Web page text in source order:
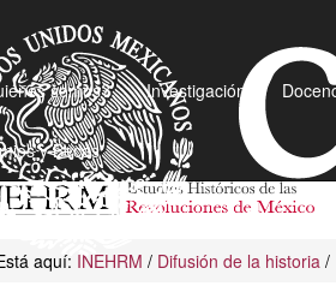
somos? Investigación
y Becas
aquí: INEHRM / Difusión de la historia /